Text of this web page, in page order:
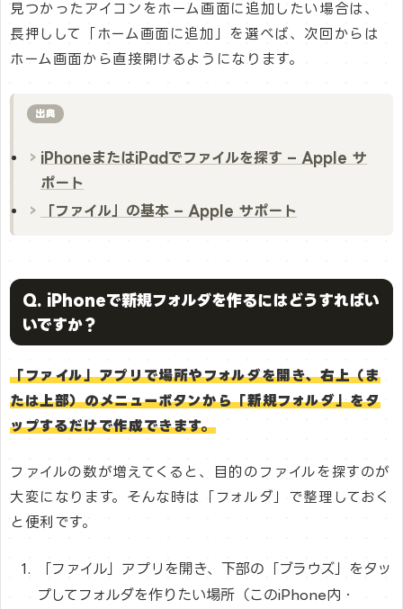
見つかったアイコンをホーム画面に追加したい場合は、
長押しして「ホーム画面に追加」を選べば、次回からは
ホーム画面から直接開けるようになります。
出典
iPhoneまたはiPadでファイルを探す – Apple サ
ポート
「ファイル」の基本 – Apple サポート
Q. iPhoneで新規フォルダを作るにはどうすればい
いですか？
「ファイル」アプリで場所やフォルダを開き、右上（ま
たは上部）のメニューボタンから「新規フォルダ」をタ
ップするだけで作成できます。
ファイルの数が増えてくると、目的のファイルを探すのが
大変になります。そんな時は「フォルダ」で整理しておく
と便利です。
「ファイル」アプリを開き、下部の「ブラウズ」をタッ
プしてフォルダを作りたい場所（このiPhone内・